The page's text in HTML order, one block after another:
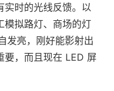
实时的光线反馈。以
模拟路灯、商场的灯
发亮，刚好能影射出
要，而且现在 LED 屏